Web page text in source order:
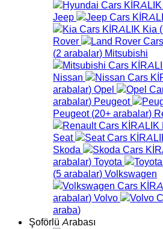
Jeep
Kia (
Rover
(2 arabalar) Mitsubishi
Nissan
arabalar) Opel
arabalar) Peugeot
Peugeot (20+ arabalar)
Seat
Skoda
arabalar) Toyota
(5 arabalar) Volkswagen
arabalar) Volvo
araba)
Şoförlü Arabası